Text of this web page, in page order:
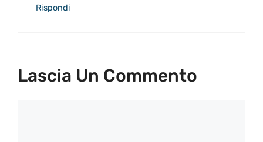
Rispondi
Lascia Un Commento